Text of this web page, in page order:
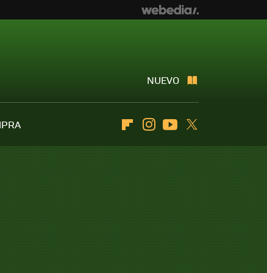
NUEVO
FlipboardInstagramYoutube